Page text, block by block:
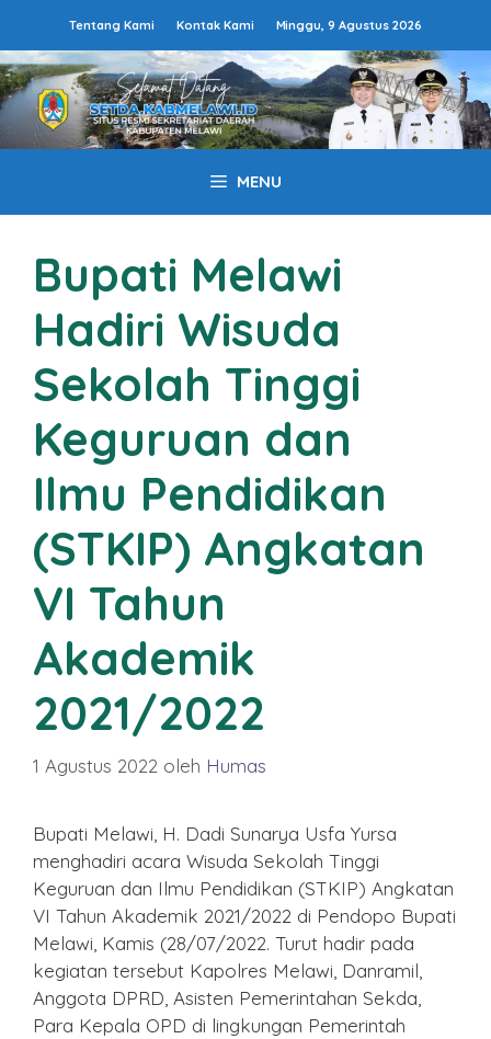
isi
Tentang Kami Kontak Kami Minggu, 9 Agustus 2026
MENU
Bupati Melawi
Hadiri Wisuda
Sekolah Tinggi
Keguruan dan
Ilmu Pendidikan
(STKIP) Angkatan
VI Tahun
Akademik
2021/2022
1 Agustus 2022 oleh Humas
Bupati Melawi, H. Dadi Sunarya Usfa Yursa
menghadiri acara Wisuda Sekolah Tinggi
Keguruan dan Ilmu Pendidikan (STKIP) Angkatan
VI Tahun Akademik 2021/2022 di Pendopo Bupati
Melawi, Kamis (28/07/2022. Turut hadir pada
kegiatan tersebut Kapolres Melawi, Danramil,
Anggota DPRD, Asisten Pemerintahan Sekda,
Para Kepala OPD di lingkungan Pemerintah